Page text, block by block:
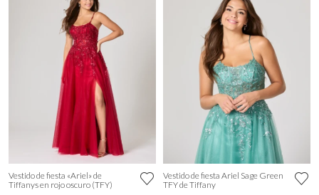
Vestido de fiesta «Ariel» de
Tiffanys en rojo oscuro (TFY)
Vestido de fiesta Ariel Sage Green
TFY de Tiffany